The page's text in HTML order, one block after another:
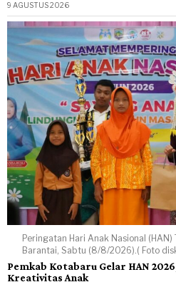
9 AGUSTUS 2026
Peringatan Hari Anak Nasional
Barantai, Sabtu (8/8/2026).( Foto
Pemkab Kotabaru Gelar HAN
Kreativitas Anak